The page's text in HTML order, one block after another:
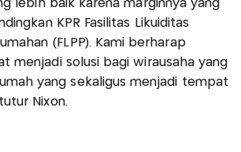
lebih baik karena marginnya yang
KPR Fasilitas Likuiditas
(FLPP). Kami berharap
menjadi solusi bagi wirausaha yang
yang sekaligus menjadi tempat
Nixon.